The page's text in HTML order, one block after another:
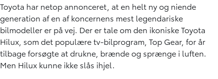
Toyota har netop annonceret, at en helt ny og niende
generation af en af koncernens mest legendariske
bilmodeller er på vej. Der er tale om den ikoniske Toyota
Hilux, som det populære tv-bilprogram, Top Gear, for år
tilbage forsøgte at drukne, brænde og sprænge i luften.
Men Hilux kunne ikke slås ihjel.